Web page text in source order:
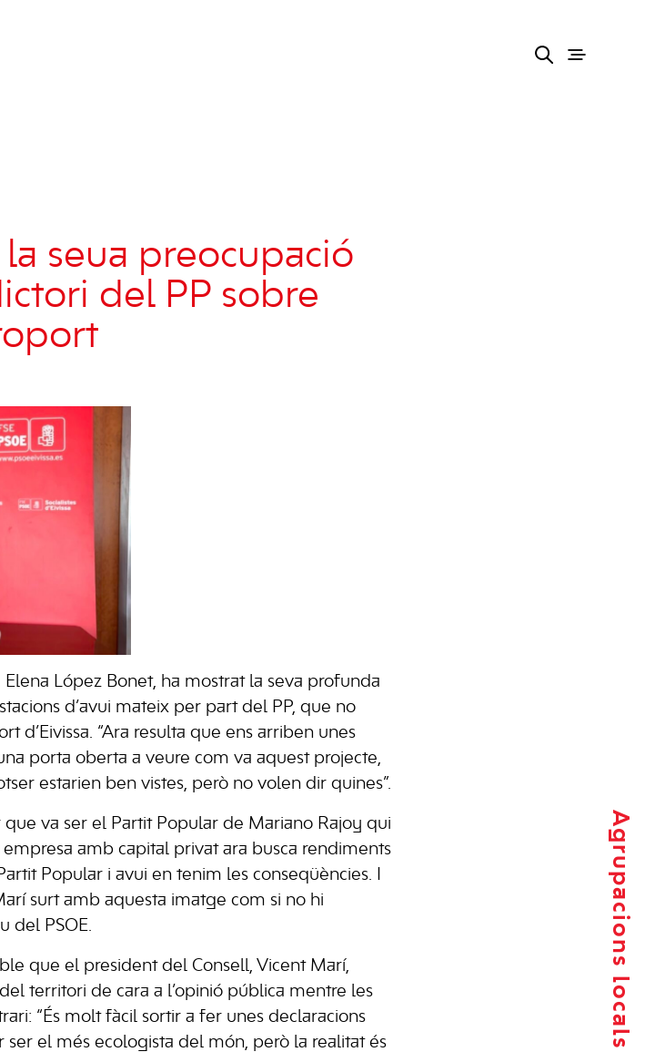
Agrupacions locals
seua preocupació
del PP sobre
Elena López Bonet, ha mostrat la seva profunda
d’avui mateix per part del PP, que no
d’Eivissa. “Ara resulta que ens arriben unes
porta oberta a veure com va aquest projecte,
estarien ben vistes, però no volen dir quines”.
va ser el Partit Popular de Mariano Rajoy qui
empresa amb capital privat ara busca rendiments
Popular i avui en tenim les conseqüències. I
surt amb aquesta imatge com si no hi
del PSOE.
que el president del Consell, Vicent Marí,
territori de cara a l’opinió pública mentre les
“És molt fàcil sortir a fer unes declaracions
el més ecologista del món, però la realitat és